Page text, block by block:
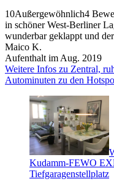
10Außergewöhnlich4
in schöner West-Berliner
wunderbar geklappt und
Maico K.
Aufenthalt im Aug. 2019
Weitere Infos zu Zentral,
Autominuten zu den
Kudamm-FEWO
Tiefgaragenstellplatz